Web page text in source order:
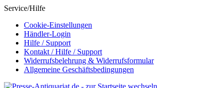
Service/Hilfe
Cookie-Einstellungen
Händler-Login
Hilfe / Support
Kontakt / Hilfe / Support
Widerrufsbelehrung & Widerrufsformular
Allgemeine Geschäftsbedingungen